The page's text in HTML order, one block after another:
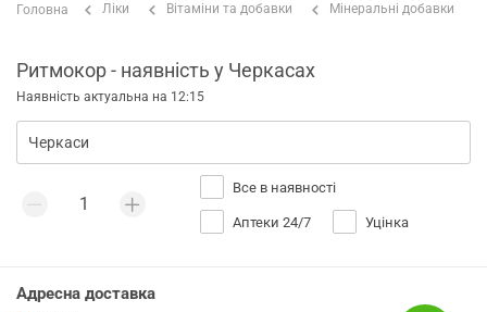
Головна Ліки Вітаміни та добавки Мінеральні добавки
Ритмокор - наявність у Черкасах
Наявність актуальна на 12:15
Все в наявності
Аптеки 24/7 Уцінка
Адресна доставка